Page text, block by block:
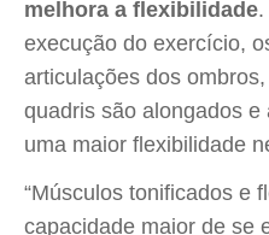
melhora a flexibilidade
execução do exercício,
articulações dos
quadris são alongados
uma maior flexibilidade
“Músculos tonificados e
capacidade maior de se